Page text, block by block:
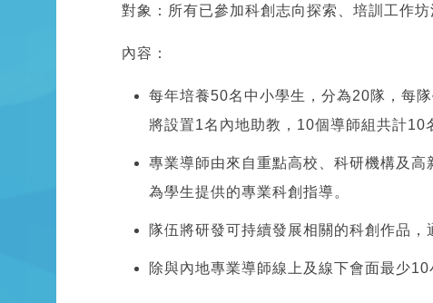
對象：所有已參加科創志向探索、培訓工作
內容：
每年培養50名中小學生，分為20隊，每
將設置1名內地助教，10個導師組共計10
專業導師由來自重點高校、科研機構及
為學生提供的專業科創指導。
隊伍將研發可持續發展相關的科創作品
除與內地專業導師線上及線下會面最少